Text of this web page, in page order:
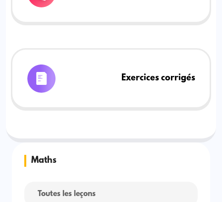
Exercices corrigés
Maths
Toutes les leçons